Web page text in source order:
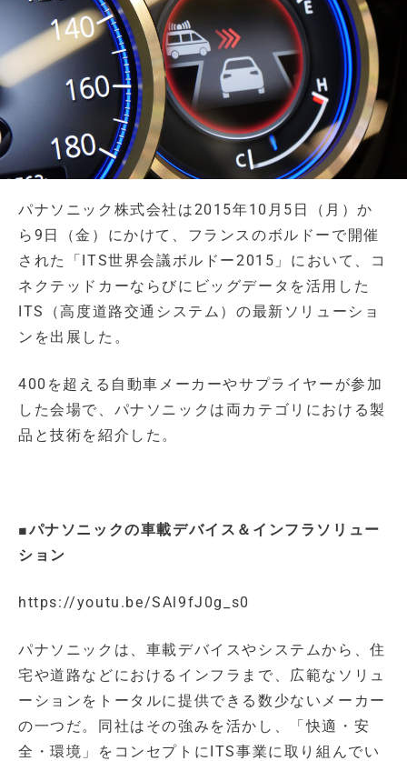
パナソニック株式会社は2015年10月5日（月）か
ら9日（金）にかけて、フランスのボルドーで開催
された「ITS世界会議ボルドー2015」において、コ
ネクテッドカーならびにビッグデータを活用した
ITS（高度道路交通システム）の最新ソリューショ
ンを出展した。
400を超える自動車メーカーやサプライヤーが参加
した会場で、パナソニックは両カテゴリにおける製
品と技術を紹介した。
■パナソニックの車載デバイス＆インフラソリュー
ション
https://youtu.be/SAl9fJ0g_s0
パナソニックは、車載デバイスやシステムから、住
宅や道路などにおけるインフラまで、広範なソリュ
ーションをトータルに提供できる数少ないメーカー
の一つだ。同社はその強みを活かし、「快適・安
全・環境」をコンセプトにITS事業に取り組んでい